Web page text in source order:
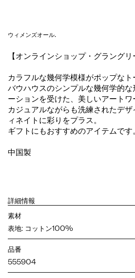
ウィメンズオール.
【オンラインショップ・グラングリ
カラフルな幾何学模様がポップなト
バウハウスのシンプルな幾何学的
ーションを受けた、美しいアートワ
カジュアルながらも洗練されたデ
ィネイトに彩りをプラス。
ギフトにもおすすめのアイテムです。
中国製
詳細情報
素材
表地: コットン100%
品番
555904